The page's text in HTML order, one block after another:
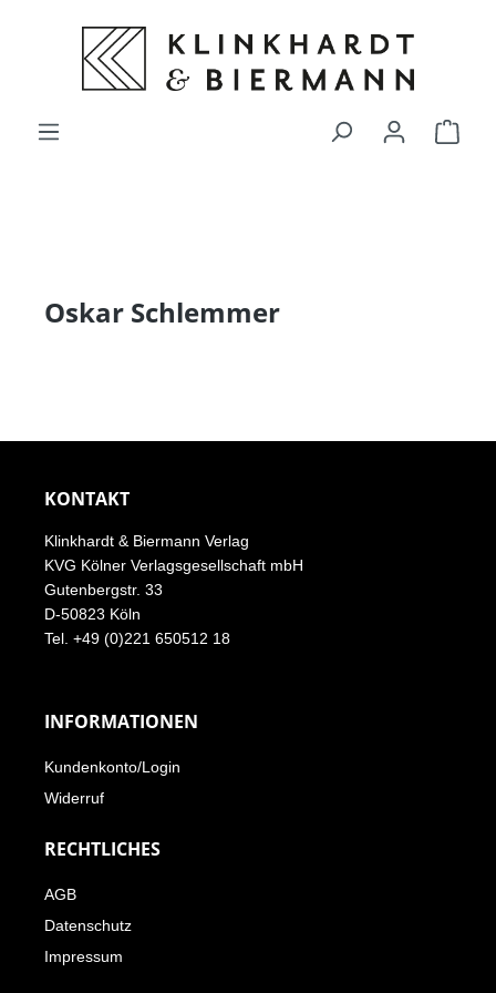
springen
Oskar Schlemmer
KONTAKT
Klinkhardt & Biermann Verlag
KVG Kölner Verlagsgesellschaft mbH
Gutenbergstr. 33
D-50823 Köln
Tel. +49 (0)221 650512 18
INFORMATIONEN
Kundenkonto/Login
Widerruf
RECHTLICHES
AGB
Datenschutz
Impressum